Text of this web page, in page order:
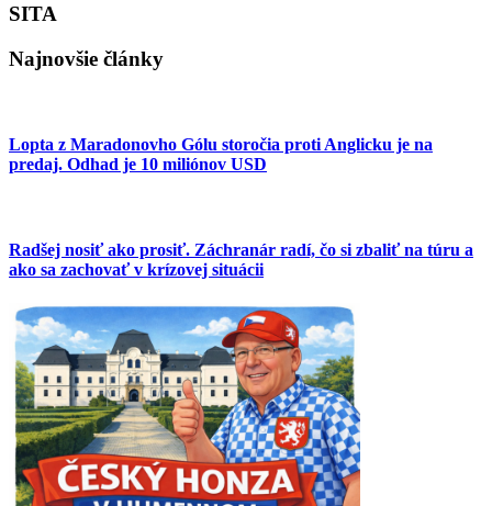
SITA
Najnovšie články
Lopta z Maradonovho Gólu storočia proti Anglicku je na
predaj. Odhad je 10 miliónov USD
Radšej nosiť ako prosiť. Záchranár radí, čo si zbaliť na túru a
ako sa zachovať v krízovej situácii